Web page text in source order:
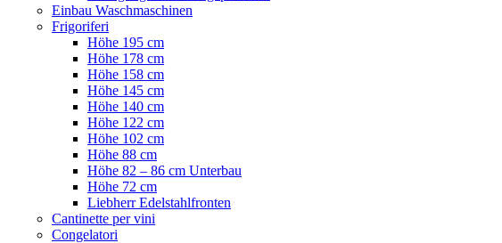
Einbau Waschmaschinen
Frigoriferi
Höhe 195 cm
Höhe 178 cm
Höhe 158 cm
Höhe 145 cm
Höhe 140 cm
Höhe 122 cm
Höhe 102 cm
Höhe 88 cm
Höhe 82 – 86 cm Unterbau
Höhe 72 cm
Liebherr Edelstahlfronten
Cantinette per vini
Congelatori